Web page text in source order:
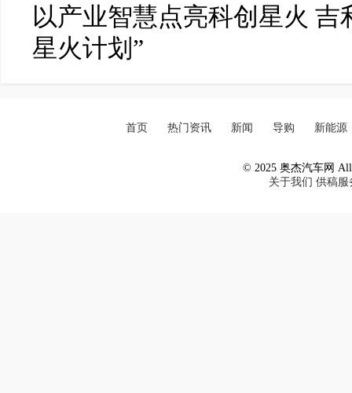
以产业智慧点亮科创星火
星火计划”
首页 热门资讯 新闻 导购 新能源
© 2025 奥杰汽车网 All
关于我们 供稿服